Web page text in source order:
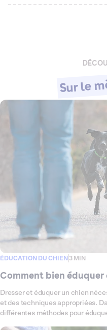
Sur le
ÉDUCATION DU CHIEN 3 MIN
Comment bien éduquer
Dresser et éduquer un chien
et des techniques appropriées.
différentes méthodes pour